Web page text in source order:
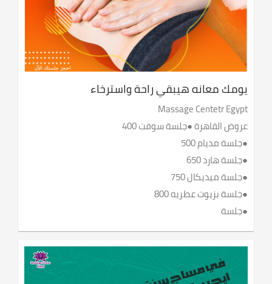
يومك معانه هيبقي راحة واسترخاء
Massage Centetr Egypt
عروض القاهرة ●جلسة سوفت 400
●جلسة مديام 500
●جلسة هارد 650
●جلسة ميديكال 750
●جلسة بزيوت عطريه 800
●جلسة